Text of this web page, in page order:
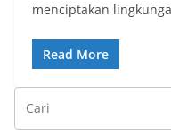
menciptakan
Read More